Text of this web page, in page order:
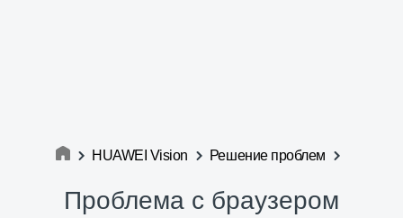
HUAWEI Vision Решение проблем
Проблема с браузером